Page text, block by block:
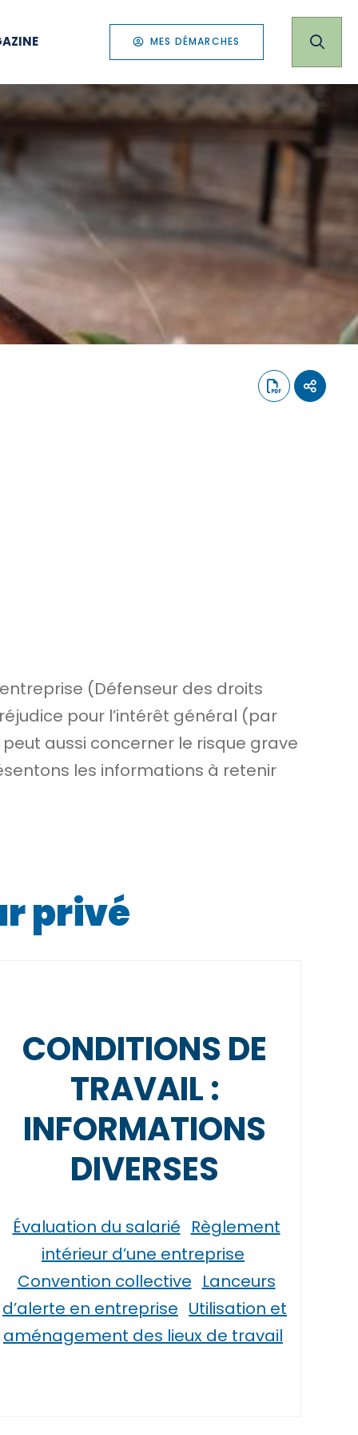
MES DÉMARCHES
(Défenseur des droits
pour l’intérêt général (par
aussi concerner le risque grave
les informations à retenir
privé
CONDITIONS DE
TRAVAIL :
INFORMATIONS
DIVERSES
Évaluation du salarié Règlement
intérieur d’une entreprise
Convention collective Lanceurs
d’alerte en entreprise Utilisation et
aménagement des lieux de travail